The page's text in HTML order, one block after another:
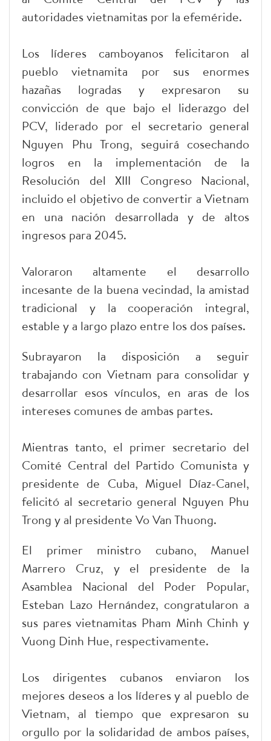
autoridades vietnamitas por la efeméride.
Los líderes camboyanos felicitaron al
pueblo vietnamita por sus enormes
hazañas logradas y expresaron su
convicción de que bajo el liderazgo del
PCV, liderado por el secretario general
Nguyen Phu Trong, seguirá cosechando
logros en la implementación de la
Resolución del XIII Congreso Nacional,
incluido el objetivo de convertir a Vietnam
en una nación desarrollada y de altos
ingresos para 2045.
Valoraron altamente el desarrollo
incesante de la buena vecindad, la amistad
tradicional y la cooperación integral,
estable y a largo plazo entre los dos países.
Subrayaron la disposición a seguir
trabajando con Vietnam para consolidar y
desarrollar esos vínculos, en aras de los
intereses comunes de ambas partes.
Mientras tanto, el primer secretario del
Comité Central del Partido Comunista y
presidente de Cuba, Miguel Díaz-Canel,
felicitó al secretario general Nguyen Phu
Trong y al presidente Vo Van Thuong.
El primer ministro cubano, Manuel
Marrero Cruz, y el presidente de la
Asamblea Nacional del Poder Popular,
Esteban Lazo Hernández, congratularon a
sus pares vietnamitas Pham Minh Chinh y
Vuong Dinh Hue, respectivamente.
Los dirigentes cubanos enviaron los
mejores deseos a los líderes y al pueblo de
Vietnam, al tiempo que expresaron su
orgullo por la solidaridad de ambos países,